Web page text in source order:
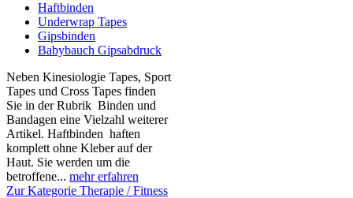
Haftbinden
Underwrap Tapes
Gipsbinden
Babybauch Gipsabdruck
Neben Kinesiologie Tapes, Sport
Tapes und Cross Tapes finden
Sie in der Rubrik Binden und
Bandagen eine Vielzahl weiterer
Artikel. Haftbinden haften
komplett ohne Kleber auf der
Haut. Sie werden um die
betroffene... mehr erfahren
Zur Kategorie Therapie / Fitness